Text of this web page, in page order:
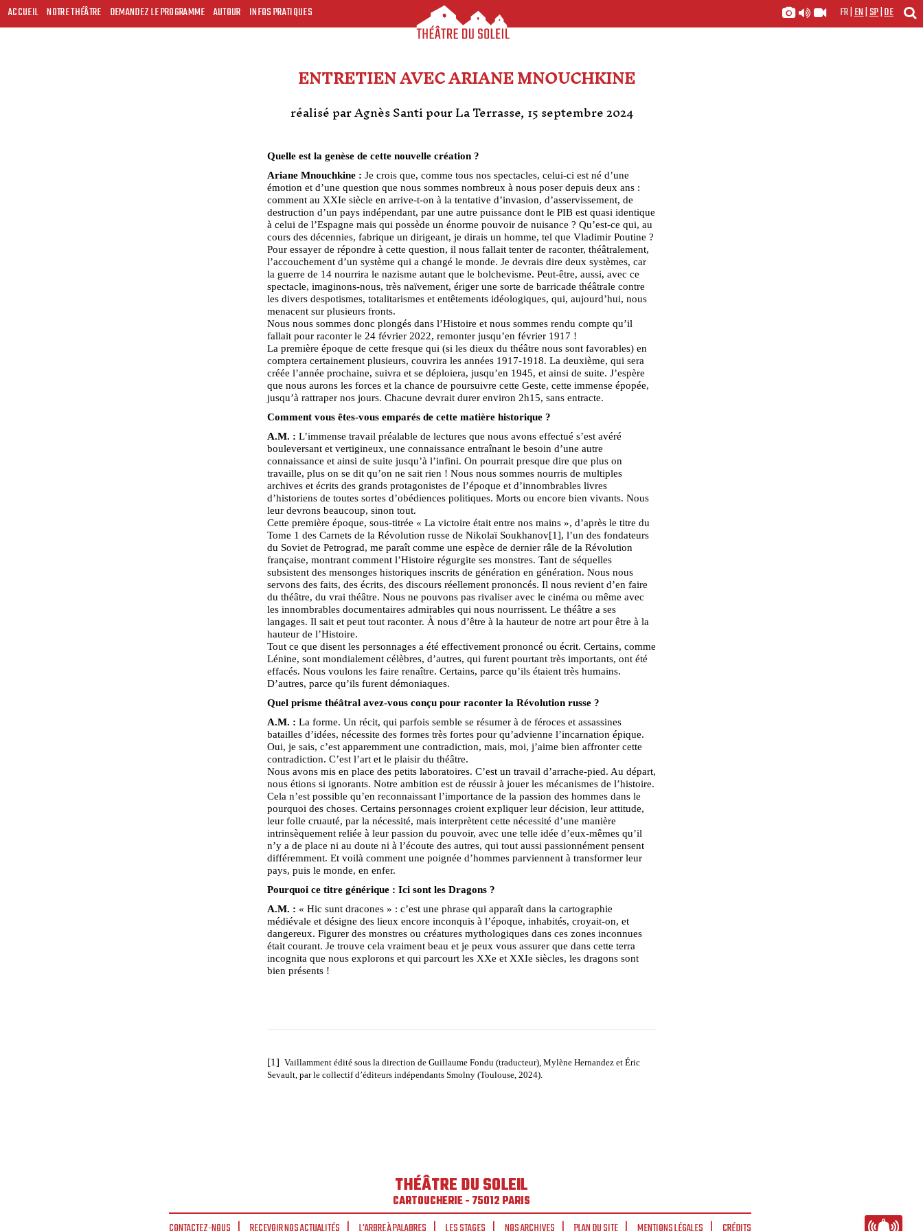
ACCUEIL NOTRE THÉÂTRE DEMANDEZ LE PROGRAMME AUTOUR INFOS PRATIQUES FR|EN|SP|DE
ENTRETIEN AVEC ARIANE MNOUCHKINE
réalisé par Agnès Santi pour La Terrasse, 15 septembre 2024
Quelle est la genèse de cette nouvelle création ?
Ariane Mnouchkine : Je crois que, comme tous nos spectacles, celui-ci est né d’une
émotion et d’une question que nous sommes nombreux à nous poser depuis deux ans :
comment au XXIe siècle en arrive-t-on à la tentative d’invasion, d’asservissement, de
destruction d’un pays indépendant, par une autre puissance dont le PIB est quasi identique
à celui de l’Espagne mais qui possède un énorme pouvoir de nuisance ? Qu’est-ce qui, au
cours des décennies, fabrique un dirigeant, je dirais un homme, tel que Vladimir Poutine ?
Pour essayer de répondre à cette question, il nous fallait tenter de raconter, théâtralement,
l’accouchement d’un système qui a changé le monde. Je devrais dire deux systèmes, car
la guerre de 14 nourrira le nazisme autant que le bolchevisme. Peut-être, aussi, avec ce
spectacle, imaginons-nous, très naïvement, ériger une sorte de barricade théâtrale contre
les divers despotismes, totalitarismes et entêtements idéologiques, qui, aujourd’hui, nous
menacent sur plusieurs fronts.
Nous nous sommes donc plongés dans l’Histoire et nous sommes rendu compte qu’il
fallait pour raconter le 24 février 2022, remonter jusqu’en février 1917 !
La première époque de cette fresque qui (si les dieux du théâtre nous sont favorables) en
comptera certainement plusieurs, couvrira les années 1917-1918. La deuxième, qui sera
créée l’année prochaine, suivra et se déploiera, jusqu’en 1945, et ainsi de suite. J’espère
que nous aurons les forces et la chance de poursuivre cette Geste, cette immense épopée,
jusqu’à rattraper nos jours. Chacune devrait durer environ 2h15, sans entracte.
Comment vous êtes-vous emparés de cette matière historique ?
A.M. : L’immense travail préalable de lectures que nous avons effectué s’est avéré
bouleversant et vertigineux, une connaissance entraînant le besoin d’une autre
connaissance et ainsi de suite jusqu’à l’infini. On pourrait presque dire que plus on
travaille, plus on se dit qu’on ne sait rien ! Nous nous sommes nourris de multiples
archives et écrits des grands protagonistes de l’époque et d’innombrables livres
d’historiens de toutes sortes d’obédiences politiques. Morts ou encore bien vivants. Nous
leur devrons beaucoup, sinon tout.
Cette première époque, sous-titrée « La victoire était entre nos mains », d’après le titre du
Tome 1 des Carnets de la Révolution russe de Nikolaï Soukhanov[1], l’un des fondateurs
du Soviet de Petrograd, me paraît comme une espèce de dernier râle de la Révolution
française, montrant comment l’Histoire régurgite ses monstres. Tant de séquelles
subsistent des mensonges historiques inscrits de génération en génération. Nous nous
servons des faits, des écrits, des discours réellement prononcés. Il nous revient d’en faire
du théâtre, du vrai théâtre. Nous ne pouvons pas rivaliser avec le cinéma ou même avec
les innombrables documentaires admirables qui nous nourrissent. Le théâtre a ses
langages. Il sait et peut tout raconter. À nous d’être à la hauteur de notre art pour être à la
hauteur de l’Histoire.
Tout ce que disent les personnages a été effectivement prononcé ou écrit. Certains, comme
Lénine, sont mondialement célèbres, d’autres, qui furent pourtant très importants, ont été
effacés. Nous voulons les faire renaître. Certains, parce qu’ils étaient très humains.
D’autres, parce qu’ils furent démoniaques.
Quel prisme théâtral avez-vous conçu pour raconter la Révolution russe ?
A.M. : La forme. Un récit, qui parfois semble se résumer à de féroces et assassines
batailles d’idées, nécessite des formes très fortes pour qu’advienne l’incarnation épique.
Oui, je sais, c’est apparemment une contradiction, mais, moi, j’aime bien affronter cette
contradiction. C’est l’art et le plaisir du théâtre.
Nous avons mis en place des petits laboratoires. C’est un travail d’arrache-pied. Au départ,
nous étions si ignorants. Notre ambition est de réussir à jouer les mécanismes de l’histoire.
Cela n’est possible qu’en reconnaissant l’importance de la passion des hommes dans le
pourquoi des choses. Certains personnages croient expliquer leur décision, leur attitude,
leur folle cruauté, par la nécessité, mais interprètent cette nécessité d’une manière
intrinsèquement reliée à leur passion du pouvoir, avec une telle idée d’eux-mêmes qu’il
n’y a de place ni au doute ni à l’écoute des autres, qui tout aussi passionnément pensent
différemment. Et voilà comment une poignée d’hommes parviennent à transformer leur
pays, puis le monde, en enfer.
Pourquoi ce titre générique : Ici sont les Dragons ?
A.M. : « Hic sunt dracones » : c’est une phrase qui apparaît dans la cartographie
médiévale et désigne des lieux encore inconquis à l’époque, inhabités, croyait-on, et
dangereux. Figurer des monstres ou créatures mythologiques dans ces zones inconnues
était courant. Je trouve cela vraiment beau et je peux vous assurer que dans cette terra
incognita que nous explorons et qui parcourt les XXe et XXIe siècles, les dragons sont
bien présents !
[1] Vaillamment édité sous la direction de Guillaume Fondu (traducteur), Mylène Hernandez et Éric
Sevault, par le collectif d’éditeurs indépendants Smolny (Toulouse, 2024).
THÉÂTRE DU SOLEIL
CARTOUCHERIE - 75012 PARIS